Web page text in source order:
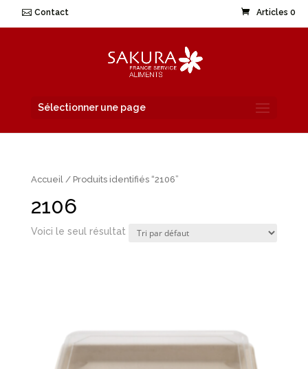
Contact Articles 0
Sélectionner une page
Accueil/ Produits identifiés “2106”
2106
Voici le seul résultat